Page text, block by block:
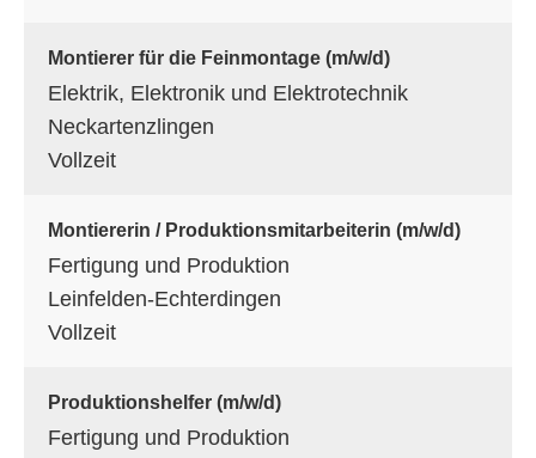
Produktionshelfer (m/w/d)
Fertigung und Produktion
Montiererin / Produktionsmitarbeiterin (m/w/d)
Fertigung und Produktion
Leinfelden-Echterdingen
Vollzeit
Montierer für die Feinmontage (m/w/d)
Elektrik, Elektronik und Elektrotechnik
Neckartenzlingen
Vollzeit